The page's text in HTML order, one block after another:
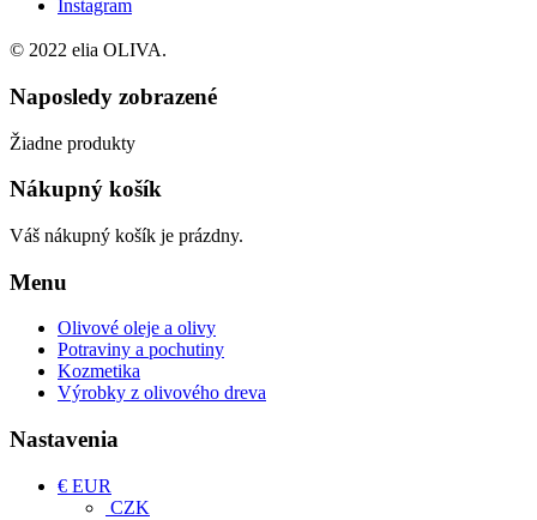
Instagram
© 2022 elia OLIVA.
Naposledy zobrazené
Žiadne produkty
Nákupný košík
Váš nákupný košík je prázdny.
Menu
Olivové oleje a olivy
Potraviny a pochutiny
Kozmetika
Výrobky z olivového dreva
Nastavenia
€ EUR
CZK